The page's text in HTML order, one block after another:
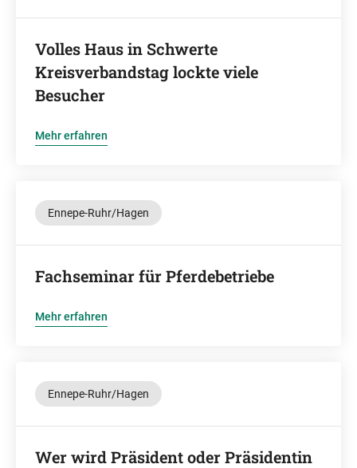
Volles Haus in Schwerte
Kreisverbandstag lockte viele
Besucher
Mehr erfahren
Ennepe-Ruhr/Hagen
Fachseminar für Pferdebetriebe
Mehr erfahren
Ennepe-Ruhr/Hagen
Wer wird Präsident oder Präsidentin